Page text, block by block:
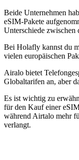
Beide Unternehmen
eSIM-Pakete
Unterschiede
Bei Holafly kannst du
vielen europäischen
Airalo bietet
Globaltarifen an, aber
Es ist wichtig zu
für den Kauf einer
während Airtalo mehr
verlangt.